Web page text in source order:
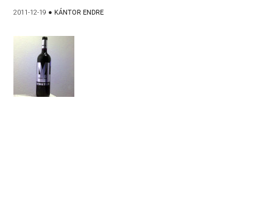
2011-12-19 ● KÁNTOR ENDRE